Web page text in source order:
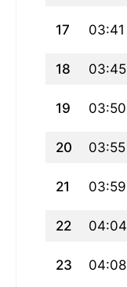
17 03:41
18 03:45
19 03:50
20 03:55
21 03:59
22 04:04
23 04:08